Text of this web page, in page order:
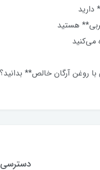
هستید
می‌کنید
روغن آرگان خالص**